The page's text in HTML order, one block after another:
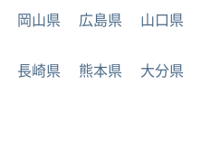
岡山県 広島県 山口県
長崎県 熊本県 大分県